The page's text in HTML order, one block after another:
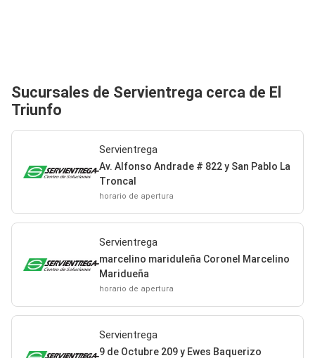
Sucursales de Servientrega cerca de El
Triunfo
Servientrega
Av. Alfonso Andrade # 822 y San Pablo La
Troncal
horario de apertura
Servientrega
marcelino mariduleña Coronel Marcelino
Maridueña
horario de apertura
Servientrega
9 de Octubre 209 y Ewes Baquerizo